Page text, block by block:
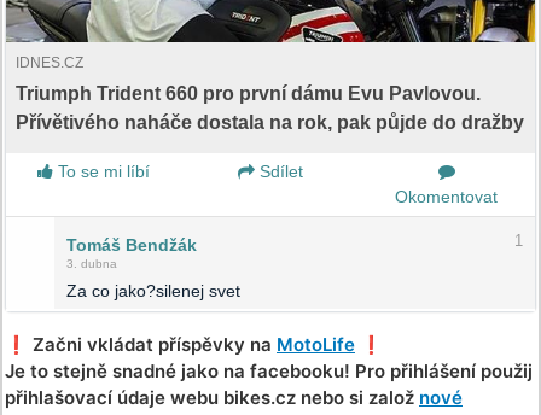
IDNES.CZ
Triumph Trident 660 pro první dámu Evu Pavlovou.
Přívětivého naháče dostala na rok, pak půjde do dražby
To se mi líbí
Sdílet
Okomentovat
Tomáš Bendžák
3. dubna
1
Za co jako?silenej svet
❗️ Začni vkládat příspěvky na MotoLife ❗️
Je to stejně snadné jako na facebooku! Pro přihlášení použij
přihlašovací údaje webu bikes.cz nebo si založ nové